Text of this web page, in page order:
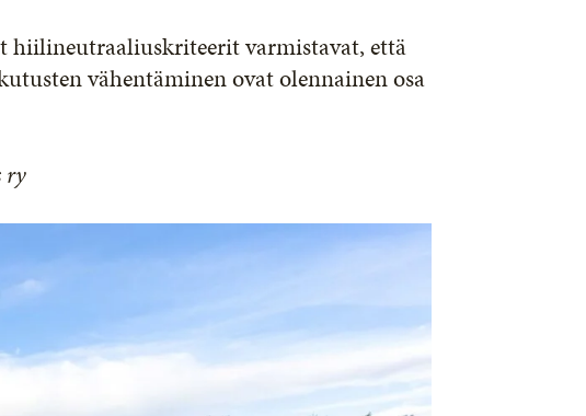
hiilineutraaliuskriteerit varmistavat, että
vähentäminen ovat olennainen osa
ry